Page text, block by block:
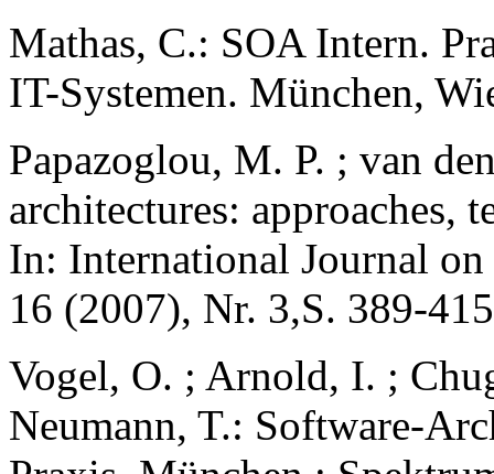
Mathas, C.: SOA Intern.
IT-Systemen. München,
Papazoglou, M. P. ; van
architectures: approaches,
In: International Journal
16 (2007), Nr. 3,S. 389-
Vogel, O. ; Arnold, I. ;
Neumann, T.: Software-